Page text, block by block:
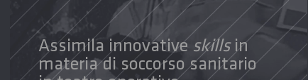
Assimila innovative skillsin
materia di soccorso sanitario